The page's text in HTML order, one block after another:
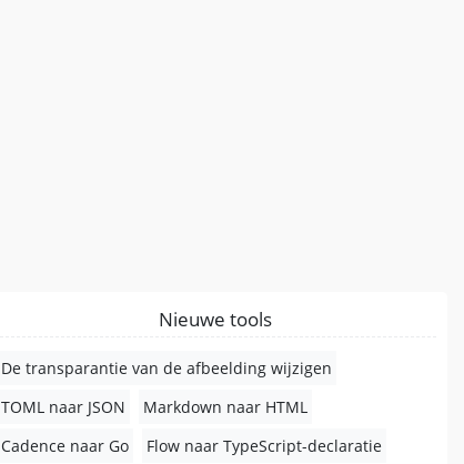
Nieuwe tools
De transparantie van de afbeelding wijzigen
TOML naar JSON
Markdown naar HTML
Cadence naar Go
Flow naar TypeScript-declaratie